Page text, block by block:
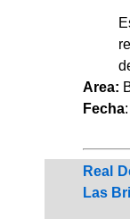
Area:
Fecha
Real
Las